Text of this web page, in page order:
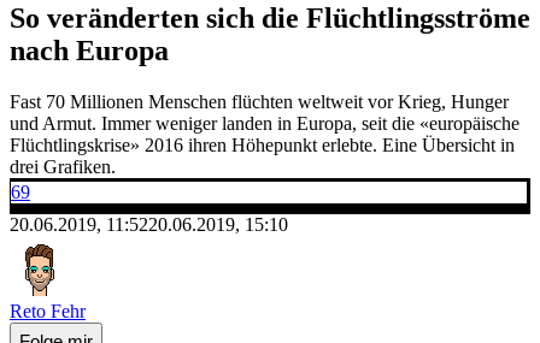
So veränderten sich die Flüchtlingsströme
nach Europa
Fast 70 Millionen Menschen flüchten weltweit vor Krieg, Hunger
und Armut. Immer weniger landen in Europa, seit die «europäische
Flüchtlingskrise» 2016 ihren Höhepunkt erlebte. Eine Übersicht in
drei Grafiken.
69
20.06.2019, 11:5220.06.2019, 15:10
Reto Fehr